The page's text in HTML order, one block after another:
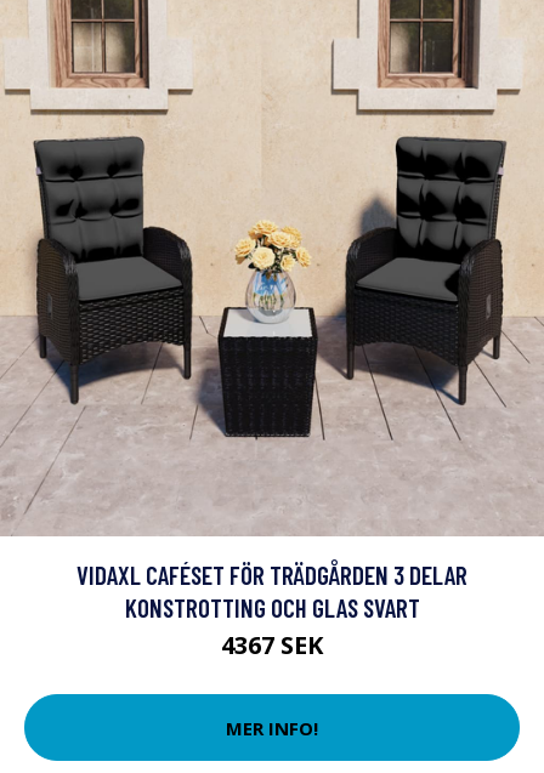
VIDAXL CAFÉSET FÖR TRÄDGÅRDEN 3 DELAR
KONSTROTTING OCH GLAS SVART
4367 SEK
MER INFO!